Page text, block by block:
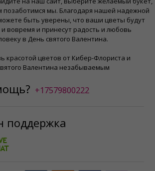
позаботимся мы. Благодаря нашей надежной
быть уверены, что ваши цветы будут
вовремя и принесут радость и любовь
в День святого Валентина.
красотой цветов от Кибер-Флориста и
Валентина незабываемым
+17579800222
поддержка